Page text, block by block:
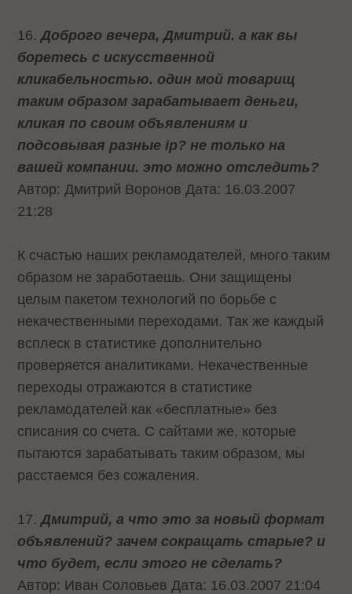
16.Доброго вечера, Дмитрий. а как вы
боретесь с искусственной
кликабельностью. один мой товарищ
таким образом зарабатывает деньги,
кликая по своим объявлениям и
подсовывая разные ip? не только на
вашей компании. это можно отследить?
Автор: Дмитрий Воронов Дата: 16.03.2007
21:28
К счастью наших рекламодателей, много таким
образом не заработаешь. Они защищены
целым пакетом технологий по борьбе с
некачественными переходами. Так же каждый
всплеск в статистике дополнительно
проверяется аналитиками. Некачественные
переходы отражаются в статистике
рекламодателей как «бесплатные» без
списания со счета. С сайтами же, которые
пытаются зарабатывать таким образом, мы
расстаемся без сожаления.
17.Дмитрий, а что это за новый формат
объявлений? зачем сокращать старые? и
что будет, если этого не сделать?
Автор: Иван Соловьев Дата: 16.03.2007 21:04